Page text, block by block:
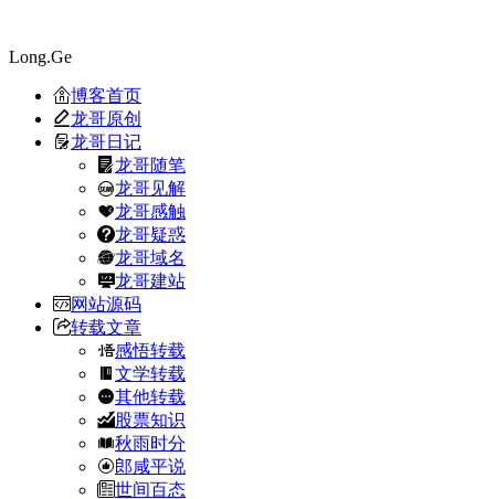
Long.Ge
博客首页
龙哥原创
龙哥日记
龙哥随笔
龙哥见解
龙哥感触
龙哥疑惑
龙哥域名
龙哥建站
网站源码
转载文章
感悟转载
文学转载
其他转载
股票知识
秋雨时分
郎咸平说
世间百态